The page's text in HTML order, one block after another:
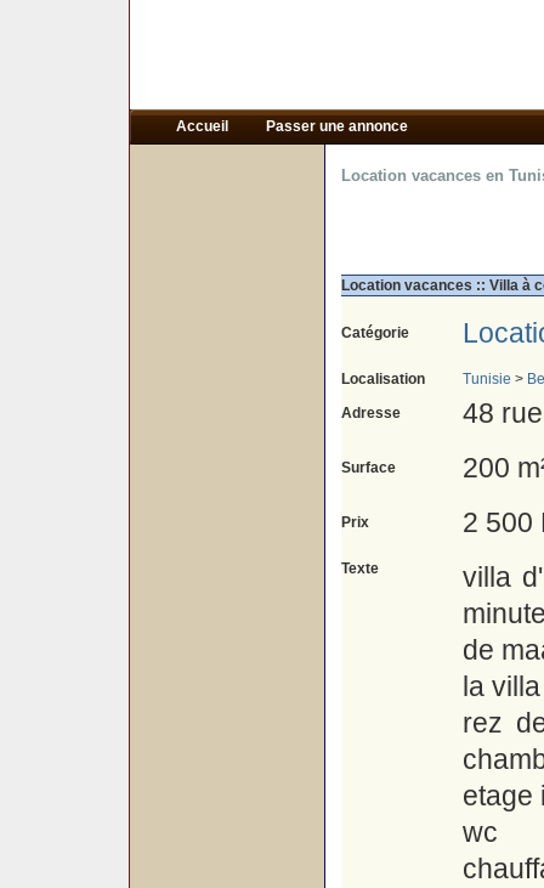
Accueil Passer une annonce
Location vacances en
Location vacances :: Villa à
Catégorie
Localisation Tunisie >
Adresse
48
Surface 200
Prix 2 500
Texte
villa
de
la
rez
etage
wc